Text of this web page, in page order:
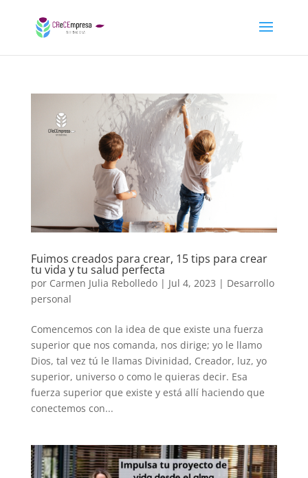
Fuimos creados para crear, 15 tips para crear
tu vida y tu salud perfecta
por Carmen Julia Rebolledo| Jul 4, 2023 | Desarrollo
personal
Comencemos con la idea de que existe una fuerza
superior que nos comanda, nos dirige; yo le llamo
Dios, tal vez tú le llamas Divinidad, Creador, luz, yo
superior, universo o como le quieras decir. Esa
fuerza superior que existe y está allí haciendo que
conectemos con...